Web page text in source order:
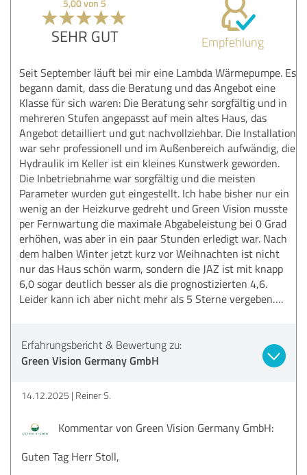
5,00 von 5
SEHR GUT Empfehlung
Seit September läuft bei mir eine Lambda Wärmepumpe. Es
begann damit, dass die Beratung und das Angebot eine
Klasse für sich waren: Die Beratung sehr sorgfältig und in
mehreren Stufen angepasst auf mein altes Haus, das
Angebot detailliert und gut nachvollziehbar. Die Installation
war sehr professionell und im Außenbereich aufwändig, die
Hydraulik im Keller ist ein kleines Kunstwerk geworden.
Die Inbetriebnahme war sorgfältig und die meisten
Parameter wurden gut eingestellt. Ich habe bisher nur ein
wenig an der Heizkurve gedreht und Green Vision musste
per Fernwartung die maximale Abgabeleistung bei 0 Grad
erhöhen, was aber in ein paar Stunden erledigt war. Nach
dem halben Winter jetzt kurz vor Weihnachten ist nicht
nur das Haus schön warm, sondern die JAZ ist mit knapp
6,0 sogar deutlich besser als die prognostizierten 4,6.
Leider kann ich aber nicht mehr als 5 Sterne vergeben….
Erfahrungsbericht & Bewertung zu:
Green Vision Germany GmbH
14.12.2025 Reiner S.
Kommentar von Green Vision Germany GmbH:
Guten Tag Herr Stoll,